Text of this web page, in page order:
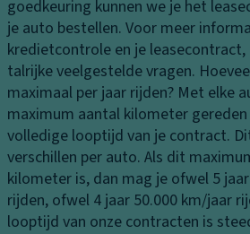
pl
a
m
p
b
e
di
e
ni
n
el
P
ar
k
e
er
h
ul
p
L
d
rij
vi
n
g
S
p
er
di
ff
goedkeuring kunnen we je het
je auto bestellen. Voor meer
kredietcontrole en je leasecontract,
talrijke veelgestelde vragen.
maximaal per jaar rijden? Met elke
maximum aantal kilometer
volledige looptijd van je contract.
verschillen per auto. Als dit
kilometer is, dan mag je ofwel 5
rijden, ofwel 4 jaar 50.000 km/jaar
looptijd van onze contracten is